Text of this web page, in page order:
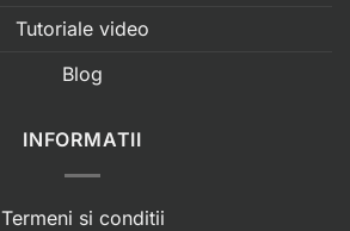
Tutoriale video
Blog
INFORMATII
Termeni si conditii